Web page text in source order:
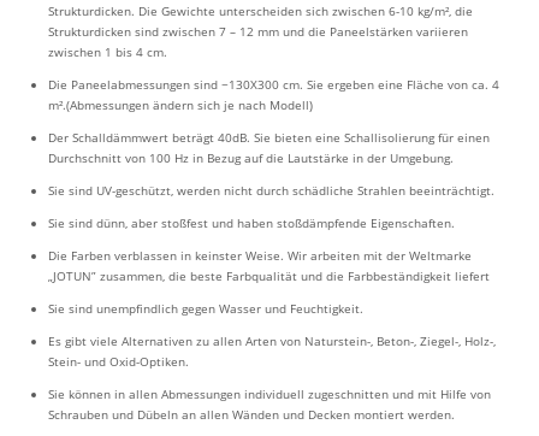
Strukturdicken. Die Gewichte unterscheiden sich zwischen 6-10 kg/m², die
Strukturdicken sind zwischen 7 – 12 mm und die Paneelstärken variieren
zwischen 1 bis 4 cm.
Die Paneelabmessungen sind ~130X300 cm. Sie ergeben eine Fläche von ca. 4
m².(Abmessungen ändern sich je nach Modell)
Der Schalldämmwert beträgt 40dB. Sie bieten eine Schallisolierung für einen
Durchschnitt von 100 Hz in Bezug auf die Lautstärke in der Umgebung.
Sie sind UV-geschützt, werden nicht durch schädliche Strahlen beeinträchtigt.
Sie sind dünn, aber stoßfest und haben stoßdämpfende Eigenschaften.
Die Farben verblassen in keinster Weise. Wir arbeiten mit der Weltmarke
„JOTUN” zusammen, die beste Farbqualität und die Farbbeständigkeit liefert
Sie sind unempfindlich gegen Wasser und Feuchtigkeit.
Es gibt viele Alternativen zu allen Arten von Naturstein-, Beton-, Ziegel-, Holz-,
Stein- und Oxid-Optiken.
Sie können in allen Abmessungen individuell zugeschnitten und mit Hilfe von
Schrauben und Dübeln an allen Wänden und Decken montiert werden.